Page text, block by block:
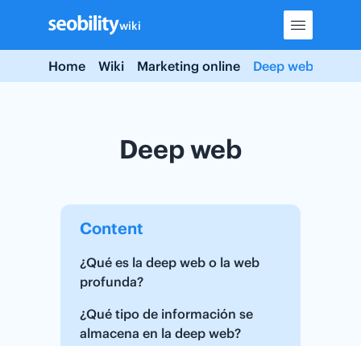
content
wiki
Home Wiki Marketing online Deep web
Deep web
Content
¿Qué es la deep web o la web
profunda?
¿Qué tipo de información se
almacena en la deep web?